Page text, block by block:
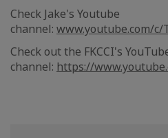
Check Jake's Youtube
channel: www.youtube.com/
Check out the FKCCI's
channel: https://